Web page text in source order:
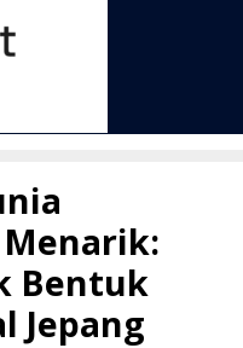
Bentuk
Jepang